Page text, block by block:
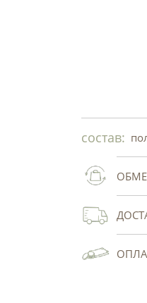
состав: